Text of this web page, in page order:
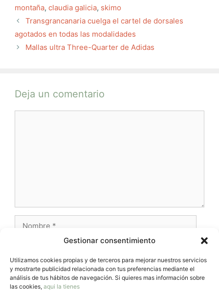
Gestionar consentimiento
Utilizamos cookies propias y de terceros para mejorar nuestros servicios
y mostrarte publicidad relacionada con tus preferencias mediante el
análisis de tus hábitos de navegación. Si quieres mas información sobre
las cookies, aqui la tienes
montaña, claudia galicia, skimo
Transgrancanaria cuelga el cartel de dorsales
agotados en todas las modalidades
Mallas ultra Three-Quarter de Adidas
Deja un comentario
electrónico
Web